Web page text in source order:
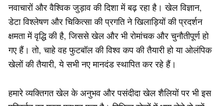
नवाचारों और वैश्विक जुड़ाव की दिशा में बढ़ रहा है। खेल विज्ञान,
डेटा विश्लेषण और चिकित्सा की प्रगति ने खिलाड़ियों की प्रदर्शन
क्षमता में वृद्धि की है, जिससे खेल और भी रोमांचक और चुनौतीपूर्ण हो
गए हैं। तो, चाहे वह फुटबॉल की विश्व कप की तैयारी हो या ओलंपिक
खेलों की तैयारी, ये सभी नए मानदंड स्थापित कर रहे हैं।
हमारे व्यक्तिगत खेल के अनुभव और पसंदीदा खेल शैलियों पर भी इस